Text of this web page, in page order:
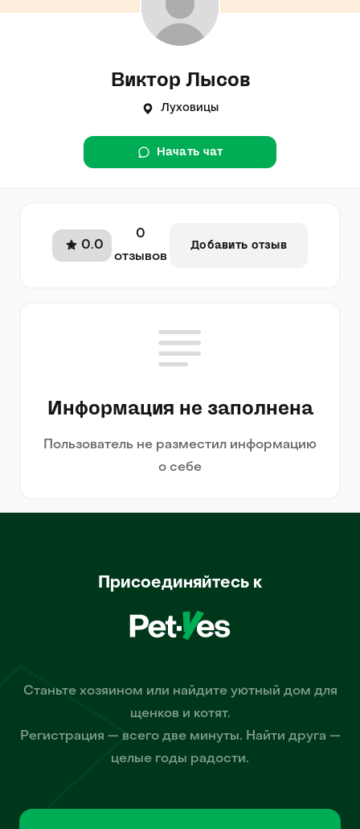
Виктор Лысов
Луховицы
Начать чат
0.0
0
отзывов
Добавить отзыв
Информация не заполнена
Пользователь не разместил информацию
о себе
Присоединяйтесь к
Станьте хозяином или найдите уютный дом для
щенков и котят.
Регистрация — всего две минуты. Найти друга —
целые годы радости.